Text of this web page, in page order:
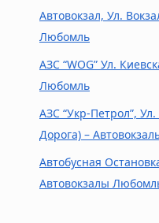
Автовокзал, Ул.
Любомль
АЗС “WOG” Ул.
Любомль
АЗС “Укр-Петрол”,
Дорога) –
Автобусная
Автовокзалы